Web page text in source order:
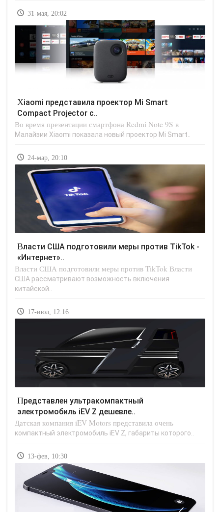
31-мая, 20:02
Xiaomi представила проектор Mi Smart
Compact Projector с..
Во время презентации смартфона Redmi Note 9S в
Малайзии Xiaomi показала новый проектор Mi Smart..
24-мар, 20:10
Власти США подготовили меры против TikTok -
«Интернет»..
Власти США подготовили меры против TikTok Власти
США рассматривают возможность включения
китайской..
17-июл, 12:16
Представлен ультракомпактный
электромобиль iEV Z дешевле..
Датская компания iEV Motors представила очень
компактный электромобиль iEV Z, габариты которого..
13-фев, 10:30